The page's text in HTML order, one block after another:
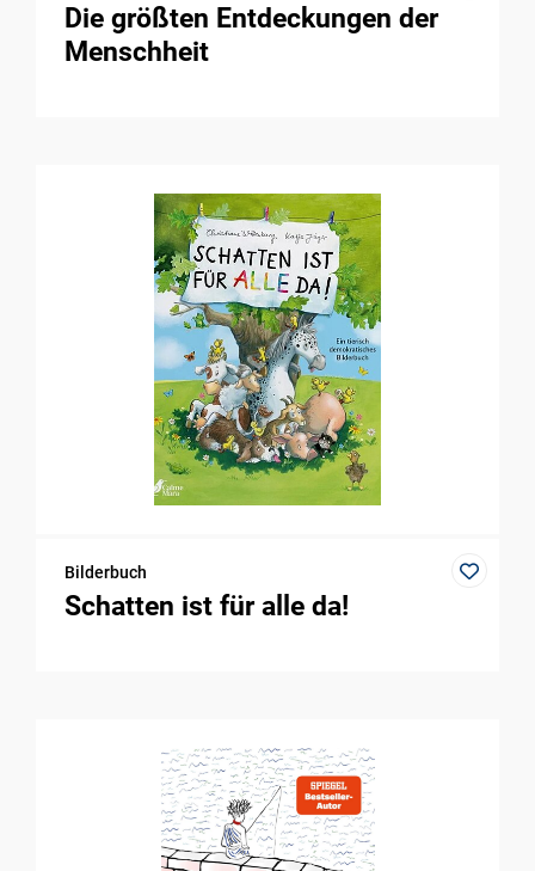
Die größten Entdeckungen der
Menschheit
Bilderbuch
Schatten ist für alle da!